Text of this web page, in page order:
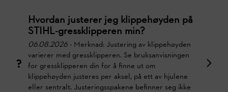
Hvordan justerer jeg klippehøyden på
STIHL-gressklipperen min?
06.08.2026 - Merknad: Justering av klippehøyden
varierer med gressklipperen. Se bruksanvisningen
for gressklipperen din for å finne ut om
klippehøyden justeres per aksel, på ett av hjulene
eller sentralt. Justeringsspakene befinner seg ikke